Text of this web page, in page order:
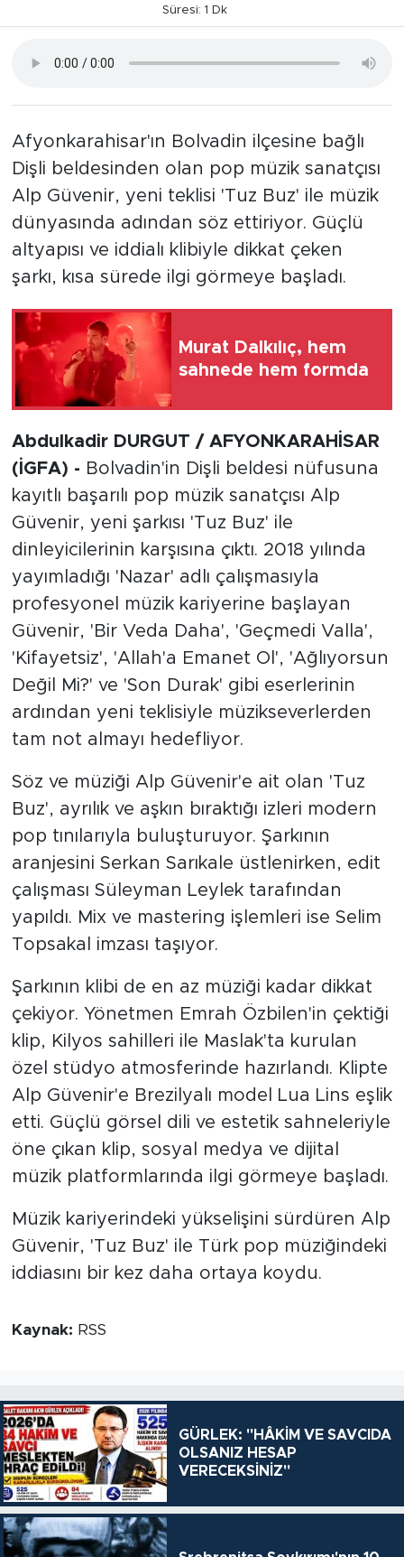
Süresi: 1 Dk
Afyonkarahisar'ın Bolvadin ilçesine bağlı
Dişli beldesinden olan pop müzik sanatçısı
Alp Güvenir, yeni teklisi 'Tuz Buz' ile müzik
dünyasında adından söz ettiriyor. Güçlü
altyapısı ve iddialı klibiyle dikkat çeken
şarkı, kısa sürede ilgi görmeye başladı.
Murat Dalkılıç, hem
sahnede hem formda
Abdulkadir DURGUT / AFYONKARAHİSAR
(İGFA) - Bolvadin'in Dişli beldesi nüfusuna
kayıtlı başarılı pop müzik sanatçısı Alp
Güvenir, yeni şarkısı 'Tuz Buz' ile
dinleyicilerinin karşısına çıktı. 2018 yılında
yayımladığı 'Nazar' adlı çalışmasıyla
profesyonel müzik kariyerine başlayan
Güvenir, 'Bir Veda Daha', 'Geçmedi Valla',
'Kifayetsiz', 'Allah'a Emanet Ol', 'Ağlıyorsun
Değil Mi?' ve 'Son Durak' gibi eserlerinin
ardından yeni teklisiyle müzikseverlerden
tam not almayı hedefliyor.
Söz ve müziği Alp Güvenir'e ait olan 'Tuz
Buz', ayrılık ve aşkın bıraktığı izleri modern
pop tınılarıyla buluşturuyor. Şarkının
aranjesini Serkan Sarıkale üstlenirken, edit
çalışması Süleyman Leylek tarafından
yapıldı. Mix ve mastering işlemleri ise Selim
Topsakal imzası taşıyor.
Şarkının klibi de en az müziği kadar dikkat
çekiyor. Yönetmen Emrah Özbilen'in çektiği
klip, Kilyos sahilleri ile Maslak'ta kurulan
özel stüdyo atmosferinde hazırlandı. Klipte
Alp Güvenir'e Brezilyalı model Lua Lins eşlik
etti. Güçlü görsel dili ve estetik sahneleriyle
öne çıkan klip, sosyal medya ve dijital
müzik platformlarında ilgi görmeye başladı.
Müzik kariyerindeki yükselişini sürdüren Alp
Güvenir, 'Tuz Buz' ile Türk pop müziğindeki
iddiasını bir kez daha ortaya koydu.
Kaynak: RSS
GÜRLEK: "HÂKİM VE SAVCIDA
OLSANIZ HESAP
VERECEKSİNİZ"